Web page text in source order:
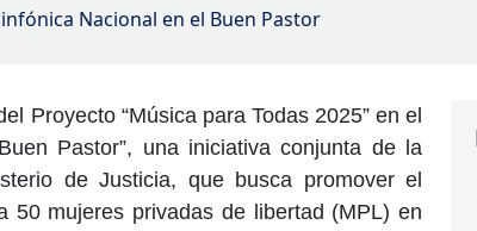
Nacional en el Buen Pastor
Proyecto “Música para Todas 2025” en el
Pastor”, una iniciativa conjunta de la
de Justicia, que busca promover el
mujeres privadas de libertad (MPL) en